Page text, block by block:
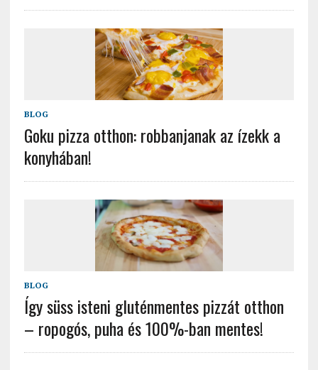
BLOG
Goku pizza otthon: robbanjanak az ízekk a
konyhában!
BLOG
Így süss isteni gluténmentes pizzát otthon
– ropogós, puha és 100%-ban mentes!